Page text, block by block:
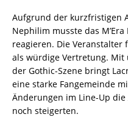
Aufgrund der kurzfristigen
Nephilim musste das
reagieren. Die Veranstalter
als würdige Vertretung. Mit
der Gothic-Szene bringt
eine starke Fangemeinde
Änderungen im Line-Up
noch steigerten.